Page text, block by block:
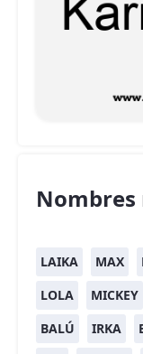
Nombres
LAIKA MAX
LOLA
MICKEY
BALÚ
IRKA